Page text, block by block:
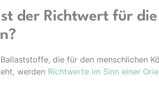
der Richtwert für
die für den menschlichen
werden Richtwerte im Sinn einer